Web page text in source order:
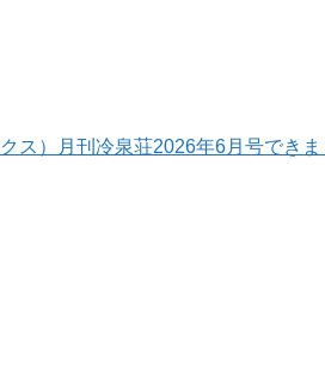
クス）月刊冷泉荘2026年6月号でき